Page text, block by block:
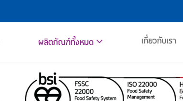
ผลิตภัณฑ์ทั้งหมด เกี่ยวกับเรา